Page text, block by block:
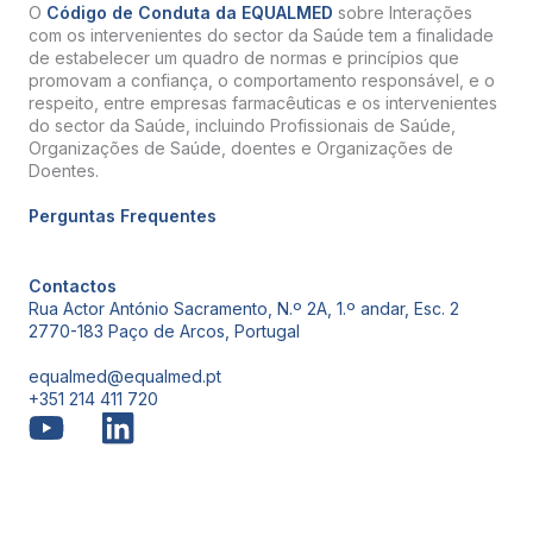
O Código de Conduta da EQUALMED sobre Interações
com os intervenientes do sector da Saúde tem a finalidade
de estabelecer um quadro de normas e princípios que
promovam a confiança, o comportamento responsável, e o
respeito, entre empresas farmacêuticas e os intervenientes
do sector da Saúde, incluindo Profissionais de Saúde,
Organizações de Saúde, doentes e Organizações de
Doentes.
Perguntas Frequentes
Contactos
Rua Actor António Sacramento, N.º 2A, 1.º andar, Esc. 2
2770-183 Paço de Arcos, Portugal
equalmed@equalmed.pt
+351 214 411 720